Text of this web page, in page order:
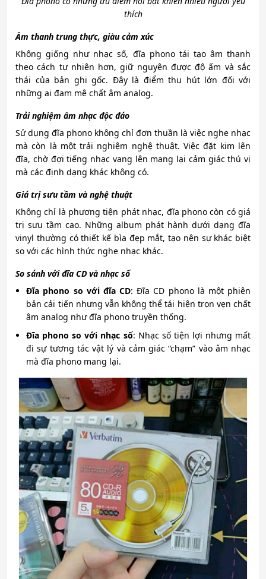
thích
Âm thanh trung thực, giàu cảm xúc
Không giống như nhạc số, đĩa phono tái tạo âm thanh
theo cách tự nhiên hơn, giữ nguyên được độ ấm và sắc
thái của bản ghi gốc. Đây là điểm thu hút lớn đối với
những ai đam mê chất âm analog.
Trải nghiệm âm nhạc độc đáo
Sử dụng đĩa phono không chỉ đơn thuần là việc nghe nhạc
mà còn là một trải nghiệm nghệ thuật. Việc đặt kim lên
đĩa, chờ đợi tiếng nhạc vang lên mang lại cảm giác thú vị
mà các định dạng khác không có.
Giá trị sưu tầm và nghệ thuật
Không chỉ là phương tiện phát nhạc, đĩa phono còn có giá
trị sưu tầm cao. Những album phát hành dưới dạng đĩa
vinyl thường có thiết kế bìa đẹp mắt, tạo nên sự khác biệt
so với các hình thức nghe nhạc khác.
So sánh với đĩa CD và nhạc số
Đĩa phono so với đĩa CD: Đĩa CD phono là một phiên
bản cải tiến nhưng vẫn không thể tái hiện trọn vẹn chất
âm analog như đĩa phono truyền thống.
Đĩa phono so với nhạc số: Nhạc số tiện lợi nhưng mất
đi sự tương tác vật lý và cảm giác “chạm” vào âm nhạc
mà đĩa phono mang lại.